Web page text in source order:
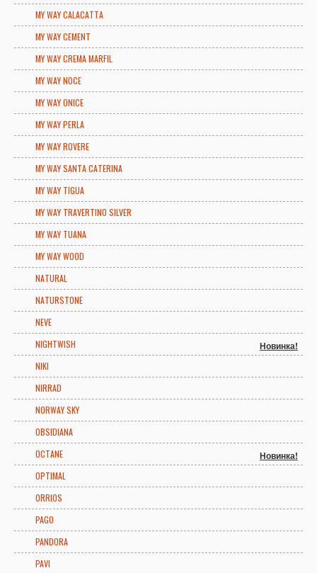
MY WAY CALACATTA
MY WAY CEMENT
MY WAY CREMA MARFIL
MY WAY NOCE
MY WAY ONICE
MY WAY PERLA
MY WAY ROVERE
MY WAY SANTA CATERINA
MY WAY TIGUA
MY WAY TRAVERTINO SILVER
MY WAY TUANA
MY WAY WOOD
NATURAL
NATURSTONE
NEVE
NIGHTWISH
Новинка!
NIKI
NIRRAD
NORWAY SKY
OBSIDIANA
OCTANE
Новинка!
OPTIMAL
ORRIOS
PAGO
PANDORA
PAVI